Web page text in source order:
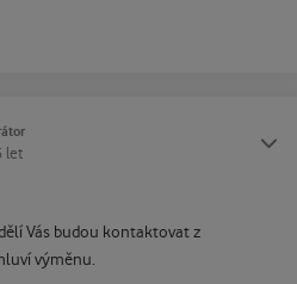
let
Vás budou kontaktovat z
výměnu.